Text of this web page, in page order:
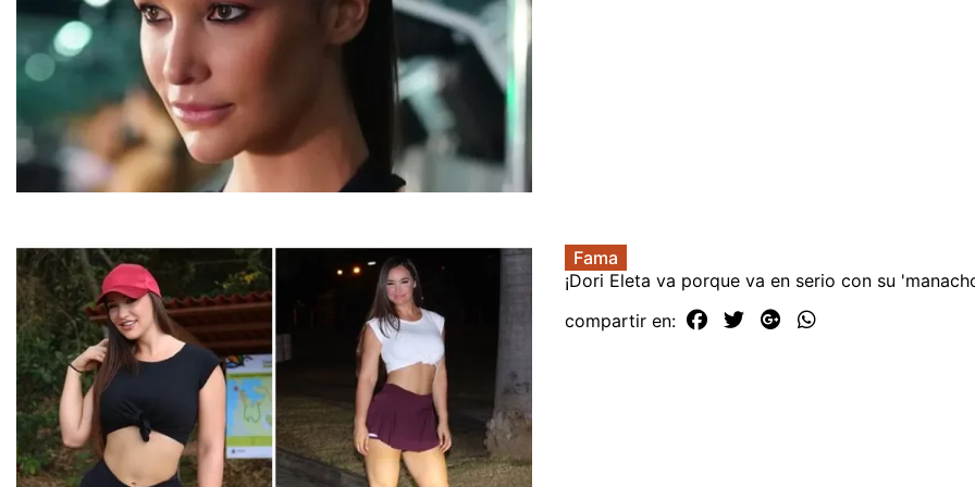
Fama
¡Dori Eleta va porque va en serio con su
compartir en: